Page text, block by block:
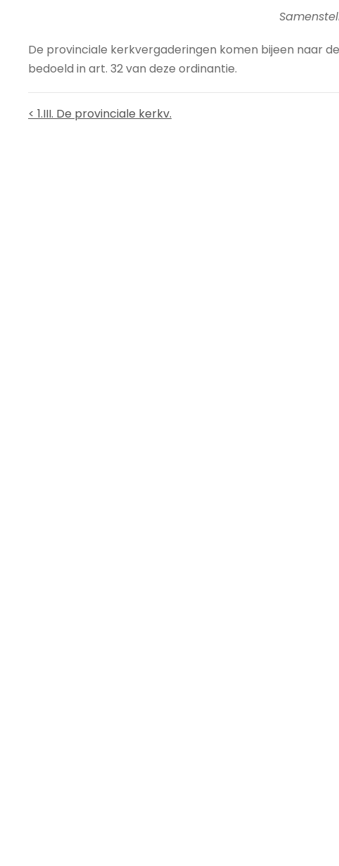
De provinciale kerkvergaderingen komen bijeen naar
bedoeld in art. 32 van deze ordinantie.
< 1.III. De provinciale kerkv.